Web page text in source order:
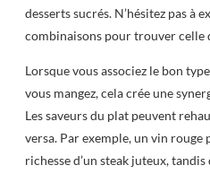
desserts sucrés. N’hésitez pas à
combinaisons pour trouver celle
Lorsque vous associez le bon
vous mangez, cela crée une
Les saveurs du plat peuvent
versa. Par exemple, un vin
richesse d’un steak juteux,